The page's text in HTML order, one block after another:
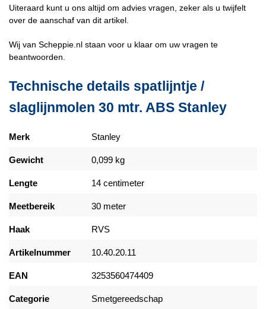
Uiteraard kunt u ons altijd om advies vragen, zeker als u twijfelt
over de aanschaf van dit artikel.
Wij van Scheppie.nl staan voor u klaar om uw vragen te
beantwoorden.
Technische details spatlijntje /
slaglijnmolen 30 mtr. ABS Stanley
Merk Stanley
Gewicht 0,099 kg
Lengte 14 centimeter
Meetbereik 30 meter
Haak RVS
Artikelnummer 10.40.20.11
EAN 3253560474409
Categorie Smetgereedschap